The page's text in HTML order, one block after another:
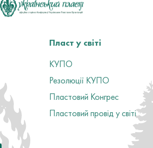
Пласт у світі
КУПО
Резолюції КУПО
Пластовий Конгрес
Пластовий провід у світі